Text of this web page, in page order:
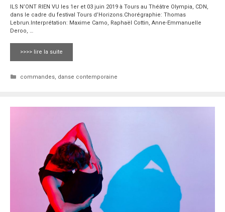
ILS N’ONT RIEN VU les 1er et 03 juin 2019 à Tours au Théâtre Olympia, CDN,
dans le cadre du festival Tours d’Horizons.Chorégraphie: Thomas
Lebrun.Interprétation: Maxime Camo, Raphaël Cottin, Anne-Emmanuelle
Deroo, …
>>>> lire la suite
Catégories
commandes, danse contemporaine